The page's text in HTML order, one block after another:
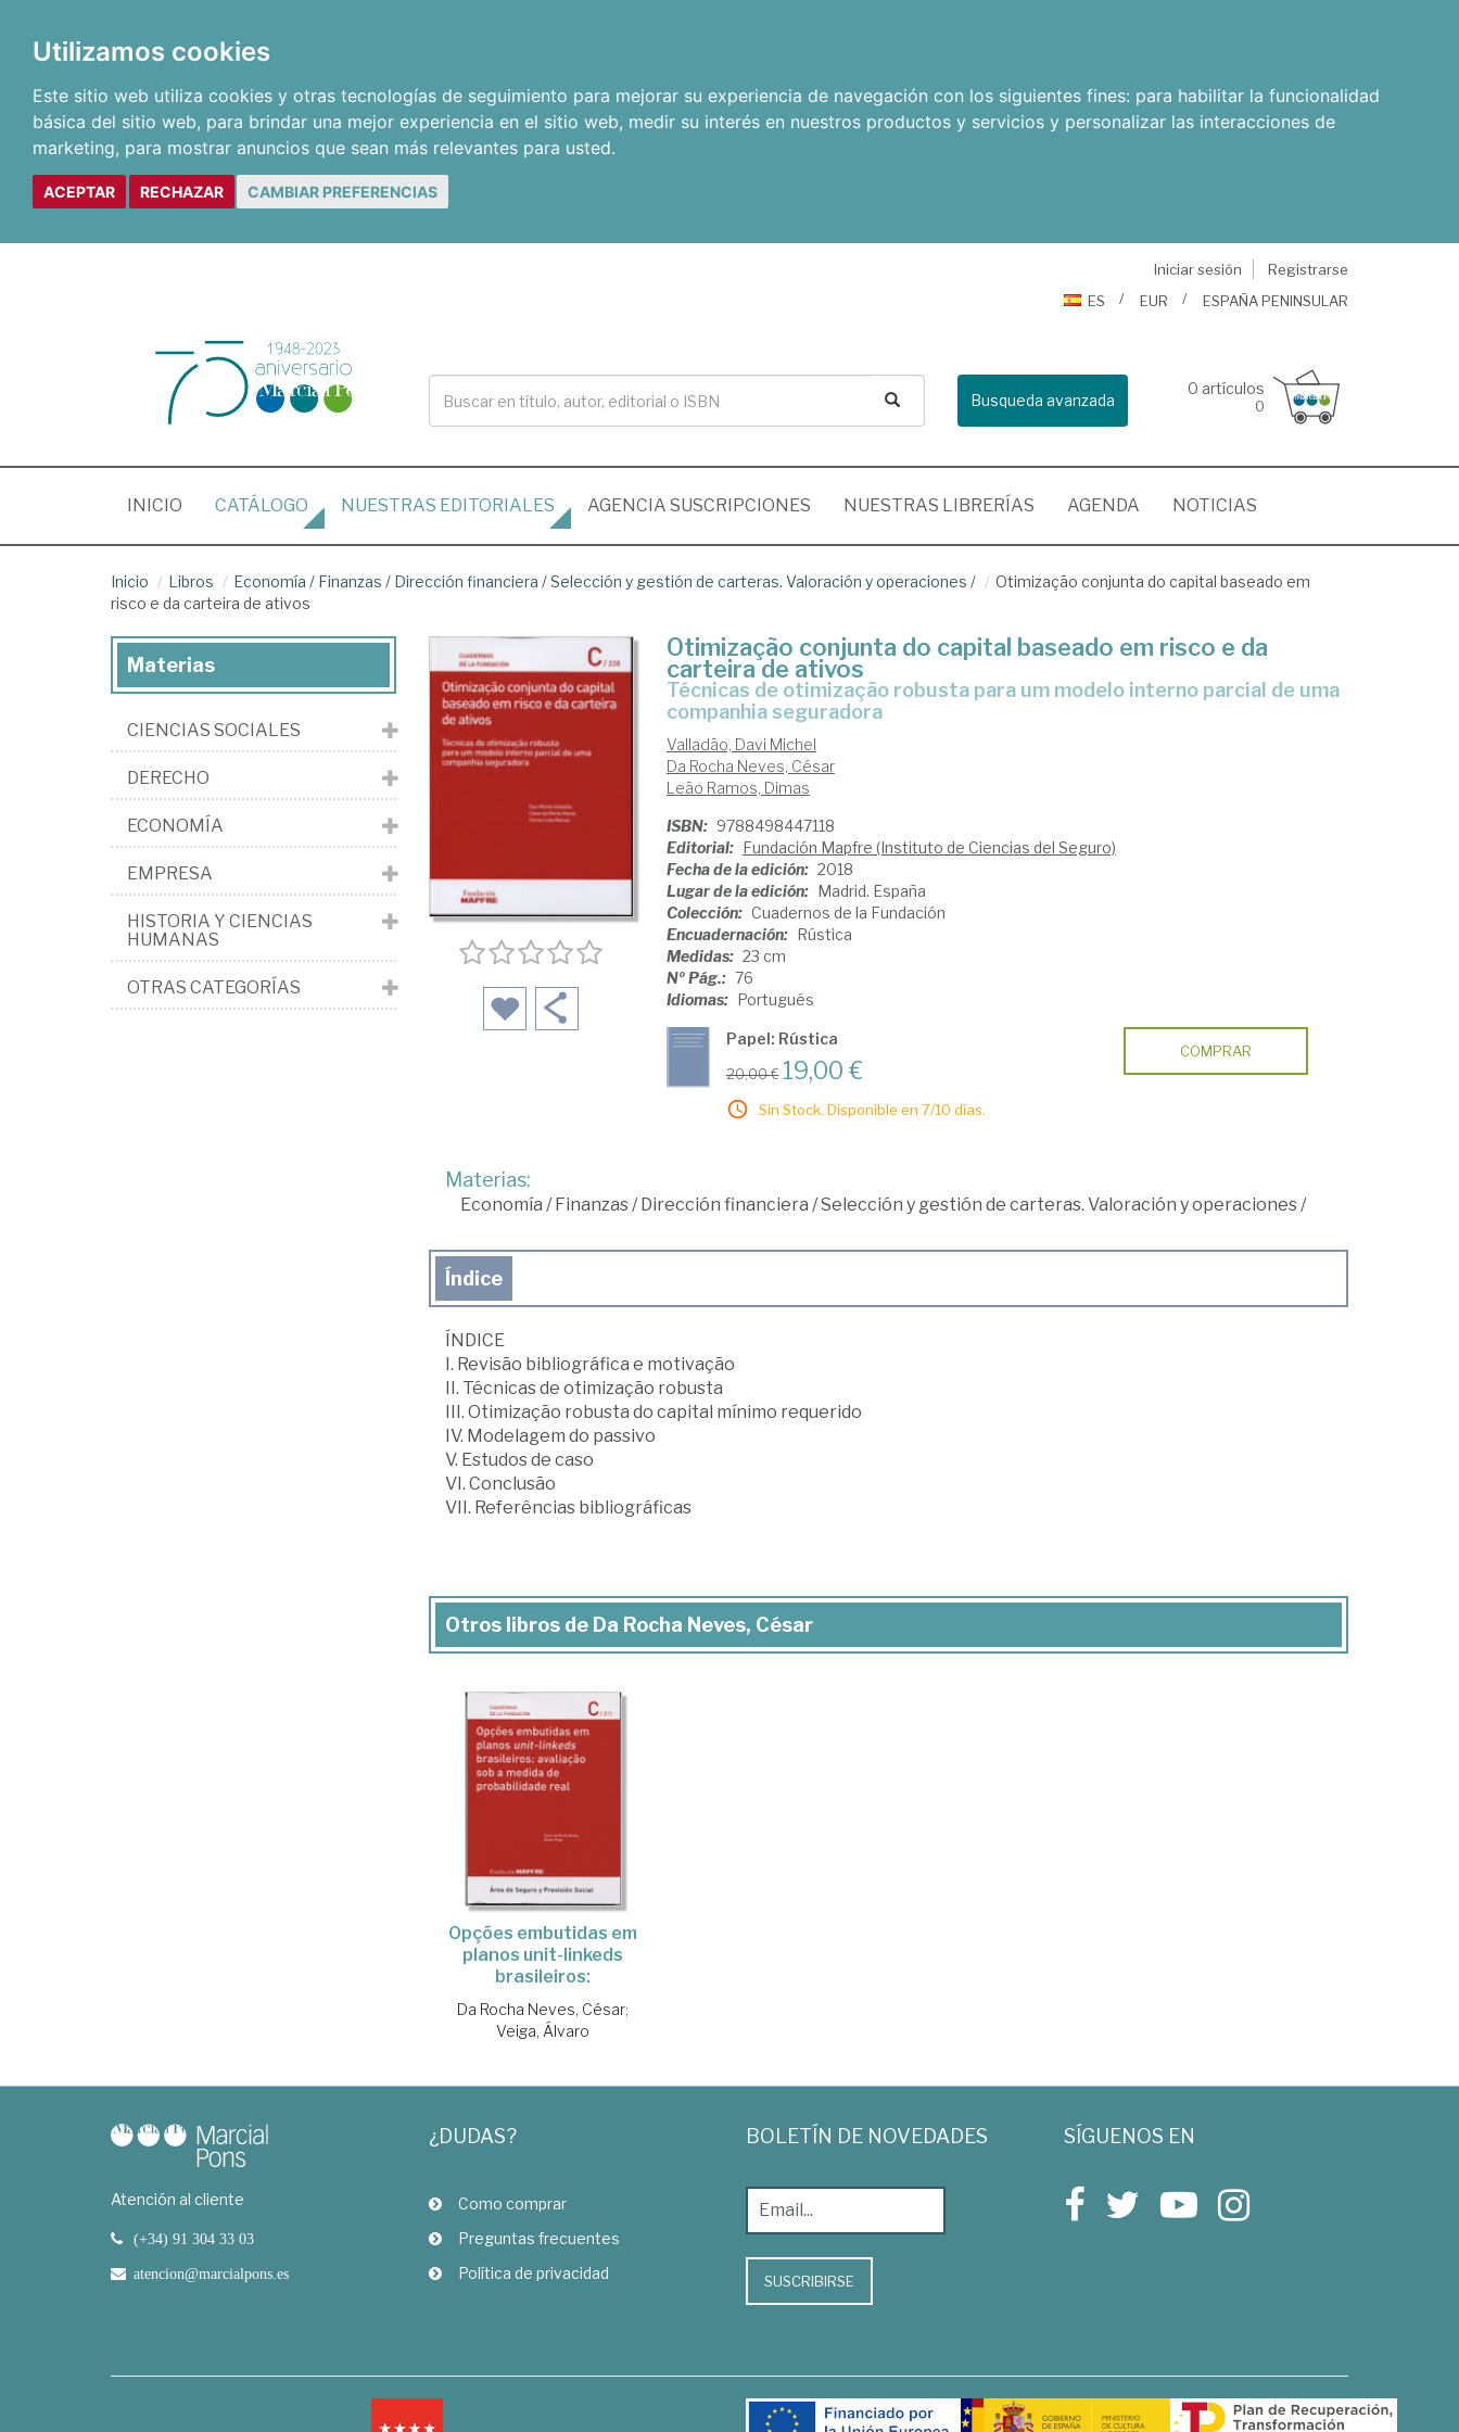
Utilizamos cookies
Este sitio web utiliza cookies y otras tecnologías de seguimiento para mejorar su experiencia de navegación con los siguientes fines: para habilitar la funcionalidad
básica del sitio web, para brindar una mejor experiencia en el sitio web, medir su interés en nuestros productos y servicios y personalizar las interacciones de
marketing, para mostrar anuncios que sean más relevantes para usted.
ACEPTAR RECHAZAR CAMBIAR PREFERENCIAS
Iniciar sesión
Registrarse
ES
EUR ESPAÑA PENINSULAR
Busqueda avanzada
0 artículos
0
INICIO (CURRENT)
CATÁLOGO NUESTRAS EDITORIALES AGENCIA SUSCRIPCIONES NUESTRAS LIBRERÍAS AGENDA NOTICIAS
Inicio Libros Economía / Finanzas / Dirección financiera /Selección y gestión de carteras. Valoración y operaciones /
Otimização conjunta do capital baseado em
risco e da carteira de ativos
Otimização conjunta do capital baseado em risco e da
carteira de ativos
técnicas de otimização robusta para um modelo interno parcial de uma
companhia seguradora
Valladão, Davi Michel
Da Rocha Neves, César
Leão Ramos, Dimas
ISBN: 9788498447118
Editorial: Fundación Mapfre (Instituto de Ciencias del Seguro)
Fecha de la edición: 2018
Lugar de la edición: Madrid. España
Colección: Cuadernos de la Fundación
Encuadernación: Rústica
Medidas: 23 cm
Nº Pág.: 76
Idiomas: Portugués
Papel: Rústica
20,00 € 19,00 €
Sin Stock. Disponible en 7/10 días.
COMPRAR
Materias:
Economía /Finanzas/Dirección financiera /Selección y gestión de carteras. Valoración y operaciones/
Índice
ÍNDICE
I. Revisão bibliográfica e motivação
II. Técnicas de otimização robusta
III. Otimização robusta do capital mínimo requerido
IV. Modelagem do passivo
V. Estudos de caso
VI. Conclusão
VII. Referências bibliográficas
Otros libros de Da Rocha Neves, César
Opções embutidas em
planos unit-linkeds
brasileiros:
Da Rocha Neves, César;
Veiga, Álvaro
Materias
CIENCIAS SOCIALES
DERECHO
ECONOMÍA
EMPRESA
HISTORIA Y CIENCIAS
HUMANAS
OTRAS CATEGORÍAS
Atención al cliente
(+34) 91 304 33 03
atencion@marcialpons.es
¿DUDAS?
Como comprar
Preguntas frecuentes
Política de privacidad
BOLETÍN DE NOVEDADES
SUSCRIBIRSE
SÍGUENOS EN